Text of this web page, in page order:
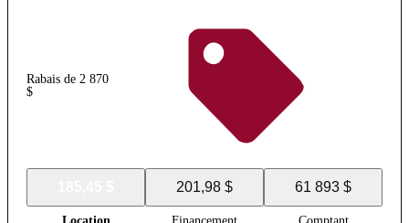
Rabais de 2 870
$
201,98 $ 61 893 $